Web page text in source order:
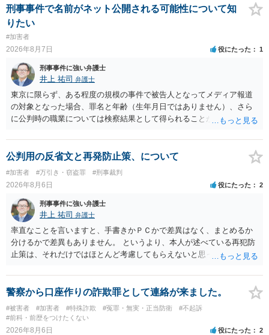
刑事事件で名前がネット公開される可能性について知
りたい
#加害者
2026年8月7日 役にたった 1
刑事事件に強い弁護士
井上 祐司 弁護士
東京に限らず、ある程度の規模の事件で被告人となってメディア報道
の対象となった場合、罪名と年齢（生年月日ではありません）、さら
に公判時の職業については検察結果として得られることが通常です。
公判用の反省文と再発防止策、について
#加害者 #万引き・窃盗罪 #刑事裁判
2026年8月6日 役にたった 2
刑事事件に強い弁護士
井上 祐司 弁護士
率直なことを言いますと、手書きかＰＣかで差異はなく、まとめるか
分けるかで差異もありません。 というより、本人が述べている再犯防
止策は、それだけではほとんど考慮してもらえないと思った方が良い
やカウンセリング・治療の内容 ・利用している再犯防止策（例えば保
護観察所と連携した職業支援の内容や具体的な就労・監督状況） ・監
督者の証言 など、証拠で担保された客観性と実現可能性があるもので
なければあまり意味がありません。 もともと執行猶予が狙える事案で
あれば本人の反省の言葉だけで十分であり、実刑となるか微妙な事案
警察から口座作りの詐欺罪として連絡が来ました。
#被害者 #加害者 #特殊詐欺 #冤罪・無実・正当防衛
#不起訴
#前科・前歴をつけたくない
2026年8月6日 役にたった 2